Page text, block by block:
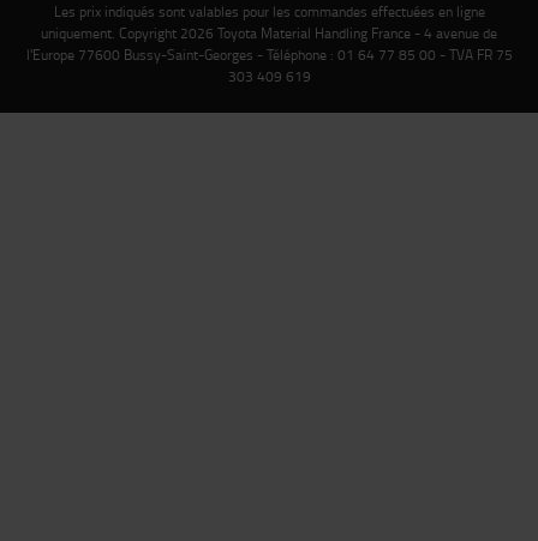
Les prix indiqués sont valables pour les commandes effectuées en ligne
uniquement. Copyright 2026 Toyota Material Handling France - 4 avenue de
l'Europe 77600 Bussy-Saint-Georges - Téléphone : 01 64 77 85 00 - TVA FR 75
303 409 619